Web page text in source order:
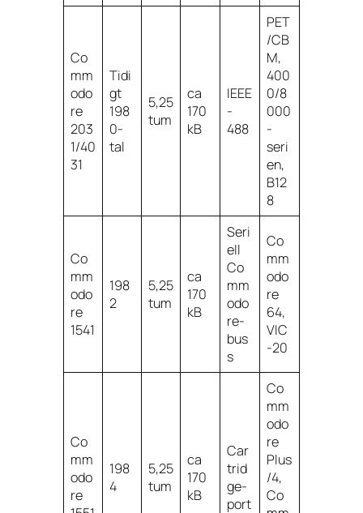
Co
mm
odo
re
203
1/40
31
Tidi
gt
198
0-
tal
5,25
tum
ca
170
kB
IEEE
-
488
PET
/CB
M,
400
0/8
000
-
seri
en,
B12
8
Co
mm
odo
re
1541
198
2
5,25
tum
ca
170
kB
Seri
ell
Co
mm
odo
re-
bus
s
Co
mm
odo
re
64,
VIC
-20
Co
mm
odo
re
198
4
5,25
tum
ca
170
kB
Car
trid
ge-
port
Co
mm
odo
re
Plus
/4,
Co